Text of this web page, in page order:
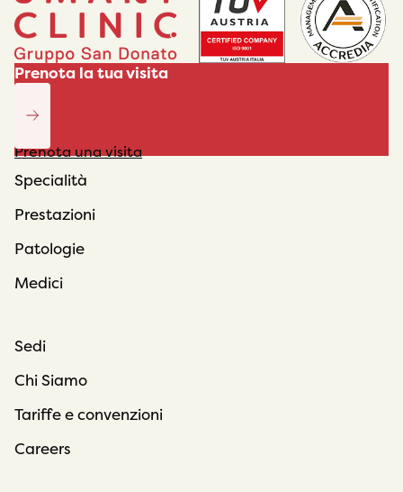
Prenota la tua visita
Prenota una visita
Specialità
Prestazioni
Patologie
Medici
Sedi
Chi Siamo
Tariffe e convenzioni
Careers